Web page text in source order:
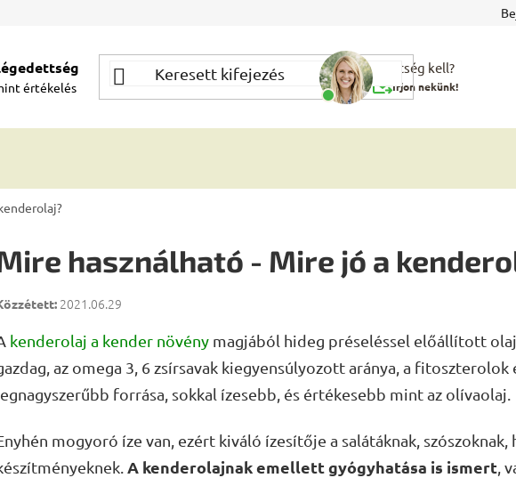
értékelés
Segítség kell?
Írjon nekünk!
használható - Mire jó a
2021.06.29
kenderolaj a kender növény magjából hideg préseléssel előállított
az omega 3, 6 zsírsavak kiegyensúlyozott aránya, a
forrása, sokkal ízesebb, és értékesebb mint az olívaolaj.
mogyoró íze van, ezért kiváló ízesítője a salátáknak, szószoknak,
A kenderolajnak emellett gyógyhatása is ismert ,